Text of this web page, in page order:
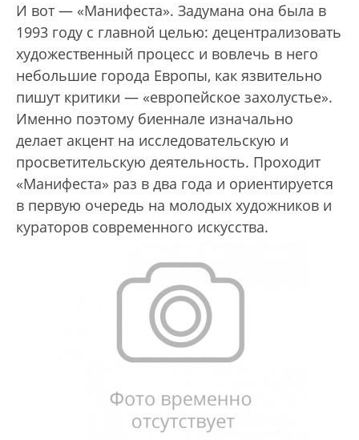
И вот — «Манифеста». Задумана она была в
1993 году с главной целью: децентрализовать
художественный процесс и вовлечь в него
небольшие города Европы, как язвительно
пишут критики — «европейское захолустье».
Именно поэтому биеннале изначально
делает акцент на исследовательскую и
просветительскую деятельность. Проходит
«Манифеста» раз в два года и ориентируется
в первую очередь на молодых художников и
кураторов современного искусства.